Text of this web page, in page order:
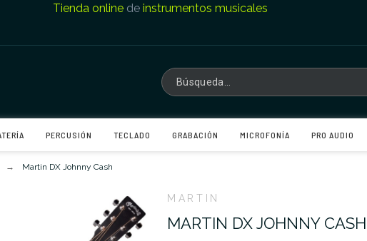
Tienda onlinede instrumentos musicales
PERCUSIÓN TECLADO GRABACIÓN MICROFONÍA PRO AUDIO
Martin DX Johnny Cash
MARTIN
MARTIN DX JOHNNY CASH